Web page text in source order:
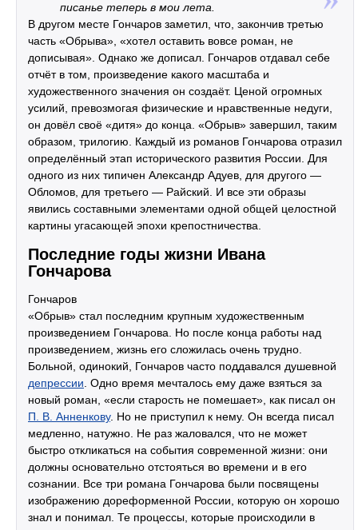
писанье теперь в мои лета.
В другом месте Гончаров заметил, что, закончив третью
часть «Обрыва», «хотел оставить вовсе роман, не
дописывая». Однако же дописал. Гончаров отдавал себе
отчёт в том, произведение какого масштаба и
художественного значения он создаёт. Ценой огромных
усилий, превозмогая физические и нравственные недуги,
он довёл своё «дитя» до конца. «Обрыв» завершил, таким
образом, трилогию. Каждый из романов Гончарова отразил
определённый этап исторического развития России. Для
одного из них типичен Александр Адуев, для другого —
Обломов, для третьего — Райский. И все эти образы
явились составными элементами одной общей целостной
картины угасающей эпохи крепостничества.
Последние годы жизни Ивана
Гончарова
Гончаров
«Обрыв» стал последним крупным художественным
произведением Гончарова. Но после конца работы над
произведением, жизнь его сложилась очень трудно.
Больной, одинокий, Гончаров часто поддавался душевной
депрессии . Одно время мечталось ему даже взяться за
новый роман, «если старость не помешает», как писал он
П. В. Анненкову. Но не приступил к нему. Он всегда писал
медленно, натужно. Не раз жаловался, что не может
быстро откликаться на события современной жизни: они
должны основательно отстояться во времени и в его
сознании. Все три романа Гончарова были посвящены
изображению дореформенной России, которую он хорошо
знал и понимал. Те процессы, которые происходили в